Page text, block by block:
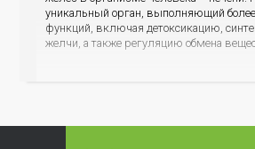
уникальный орган, выполняющий
функций, включая детоксикацию,
желчи, а также регуляцию обмена